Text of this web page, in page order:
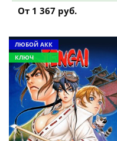
От 1 367 руб.
ЛЮБОЙ АКК
КЛЮЧ